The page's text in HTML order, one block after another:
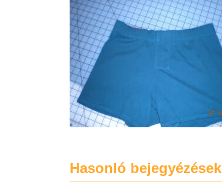
Hasonló bejegyézések